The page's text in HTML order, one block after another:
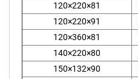
120×220×81
120×220×91
120×360×81
140×220×80
150×132×90